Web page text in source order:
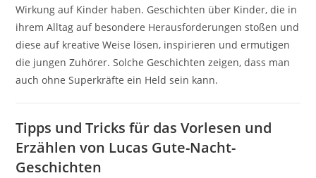
Wirkung auf Kinder haben. Geschichten über Kinder, die in
ihrem Alltag auf besondere Herausforderungen stoßen und
diese auf kreative Weise lösen, inspirieren und ermutigen
die jungen Zuhörer. Solche Geschichten zeigen, dass man
auch ohne Superkräfte ein Held sein kann.
Tipps und Tricks für das Vorlesen und
Erzählen von Lucas Gute-Nacht-
Geschichten